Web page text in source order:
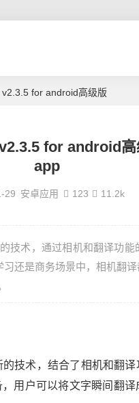
for android高级版
for android高
app
29 安卓应用 123 11.2k
技术，通过相机和翻译功
还是商务场景中，相机翻
技术，结合了相机和翻
用户可以将文字瞬间翻